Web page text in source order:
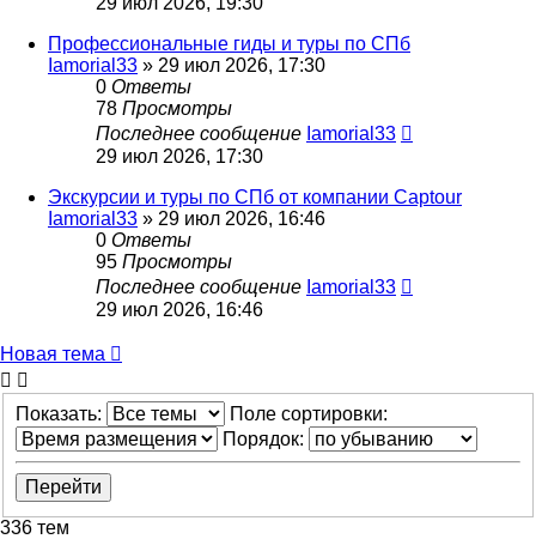
Профессиональные гиды и туры по СПб
Iamorial33 » 29 июл 2026, 17:30
0 Ответы
78 Просмотры
Последнее сообщение Iamorial33
29 июл 2026, 17:30
Экскурсии и туры по СПб от компании Captour
Iamorial33 » 29 июл 2026, 16:46
0 Ответы
95 Просмотры
Последнее сообщение Iamorial33
29 июл 2026, 16:46
Новая тема
Показать:
Поле сортировки:
Порядок:
336 тем